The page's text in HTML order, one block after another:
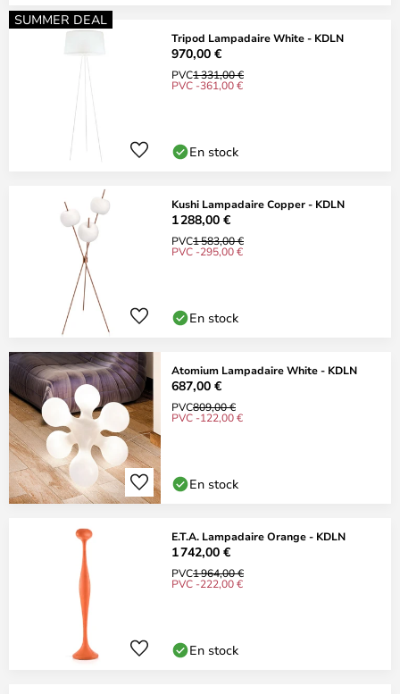
SUMMER DEAL
Tripod Lampadaire White - KDLN
970,00 €
PVC1 331,00 €
PVC -361,00 €
En stock
Kushi Lampadaire Copper - KDLN
1 288,00 €
PVC1 583,00 €
PVC -295,00 €
En stock
Atomium Lampadaire White - KDLN
687,00 €
PVC809,00 €
PVC -122,00 €
En stock
E.T.A. Lampadaire Orange - KDLN
1 742,00 €
PVC1 964,00 €
PVC -222,00 €
En stock